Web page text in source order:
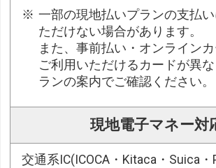
一部の現地払いプランの支払
ただけない場合があります。
また、事前払い・オンライン
ご利用いただけるカードが異
ランの案内でご確認ください。
現地電子マネー対
交通系IC(ICOCA・Kitaca・Suica・